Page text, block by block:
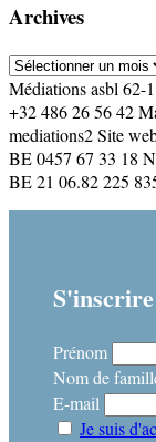
Archives
Archives
Médiations asbl 62-
+32 486 26 56 42
mediations2 Site
BE 0457 67 33 18
BE 21 06.82 225
Prénom
Nom de
E-mail
Je suis